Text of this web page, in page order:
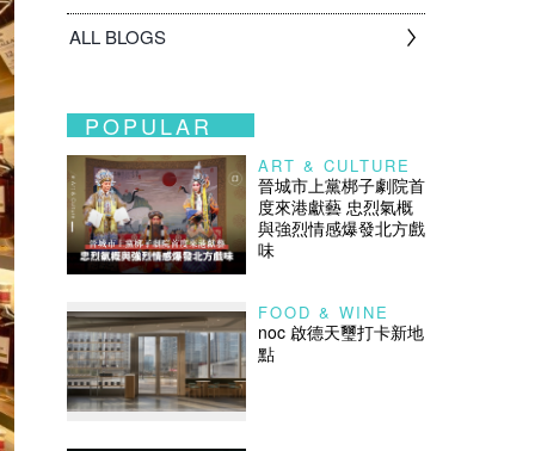
ALL BLOGS
POPULAR
ART & CULTURE
晉城市上黨梆子劇院首
度來港獻藝 忠烈氣概
與強烈情感爆發北方戲
味
FOOD & WINE
noc 啟德天璽打卡新地
點